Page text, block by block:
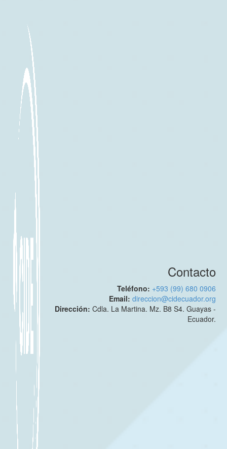
Contacto
Teléfono: +593 (99) 680 0906
Email:direccion@cidecuador.org
Dirección:Cdla. La Martina. Mz. B8 S4. Guayas -
Ecuador.